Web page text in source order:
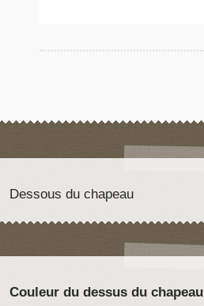
Dessous du chapeau
Couleur du dessus du chapeau